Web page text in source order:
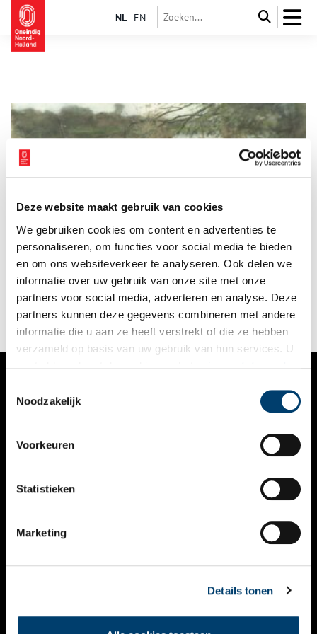
Deze website maakt gebruik van cookies
We gebruiken cookies om content en advertenties te
personaliseren, om functies voor social media te bieden
en om ons websiteverkeer te analyseren. Ook delen we
informatie over uw gebruik van onze site met onze
partners voor social media, adverteren en analyse. Deze
partners kunnen deze gegevens combineren met andere
informatie die u aan ze heeft verstrekt of die ze hebben
verzameld op basis van uw gebruik van hun services. U
Noodzakelijk
Voorkeuren
Statistieken
Marketing
Details tonen
NL EN
In het natte Noord-Holland vormden eendenkooien
eeuwenlang een belangrijke bron van inkomsten. Deze unieke
installaties, die hun oorsprong vinden in de late
middeleeuwen, waren speciaal ontworpen om watervogels te
vangen voor consumptie. Door een ingenieus systeem van
vangpijpen werden de nietsvermoedende eenden gelokt en
opgesloten, waarna ze letterlijk ‘de pijp uit’ gingen.
VERHALEN
KALENDER
THEMA’S
VIDEO’S
CONTACT